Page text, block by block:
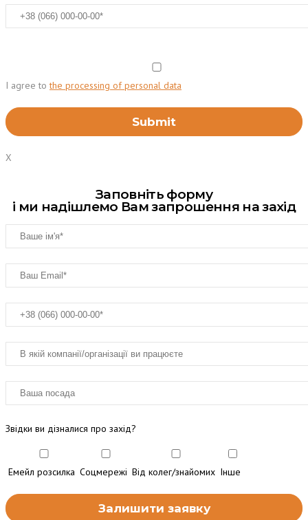
I agree tothe processing of personal data
X
Заповніть форму
і ми надішлемо Вам запрошення на захід
Звідки ви дізналися про захід?
Емейл розсилка Соцмережі Від колег/знайомих Інше